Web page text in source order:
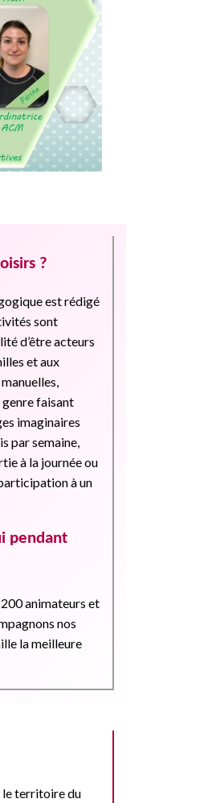
?
est rédigé
sont
d’être acteurs
et aux
genre faisant
imaginaires
par semaine,
à la journée ou
à un
pendant
animateurs et
nos
la meilleure
le territoire du